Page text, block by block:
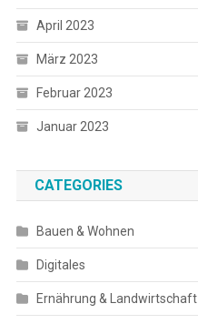
April 2023
März 2023
Februar 2023
Januar 2023
CATEGORIES
Bauen & Wohnen
Digitales
Ernährung & Landwirtschaft